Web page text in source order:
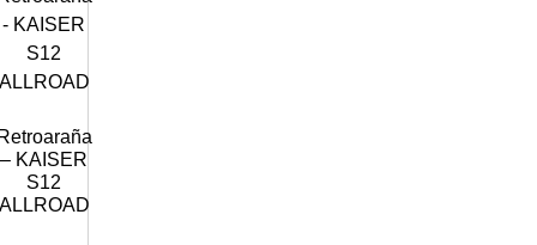
– KAISER
S12